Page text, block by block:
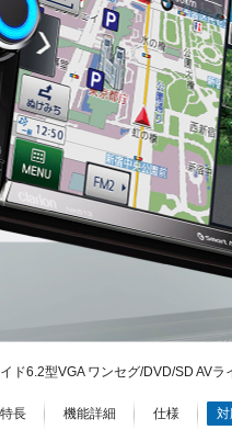
ド6.2型VGA ワンセグ/DVD/SD AVラ
特長 機能詳細 仕様 対